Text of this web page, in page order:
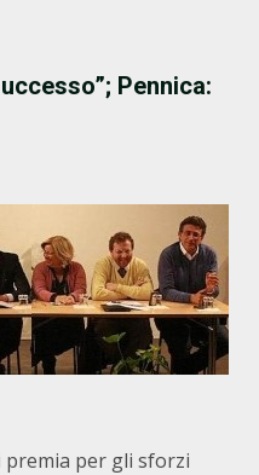
Pennica:
premia per gli sforzi